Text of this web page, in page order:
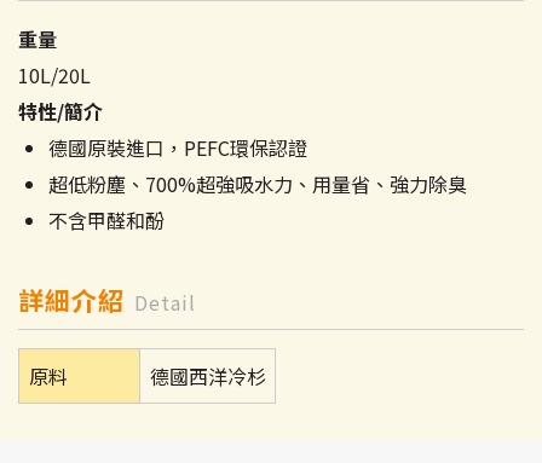
重量
10L/20L
特性/簡介
德國原裝進口，PEFC環保認證
超低粉塵、700%超強吸水力、用量省、強力除臭
不含甲醛和酚
詳細介紹 Detail
原料 德國西洋冷杉